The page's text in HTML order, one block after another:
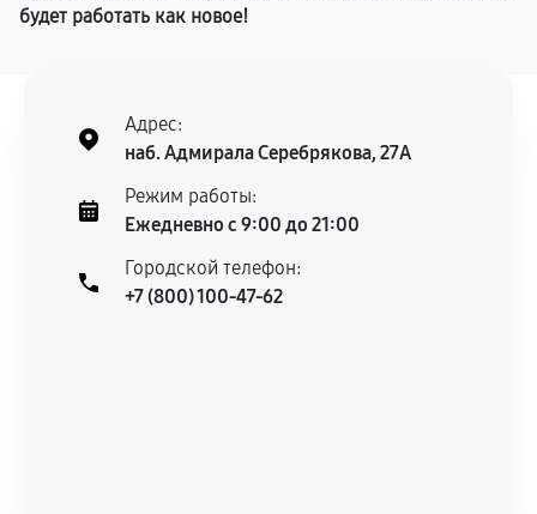
будет работать как новое!
Адрес:
наб. Адмирала Серебрякова, 27А
Режим работы:
Ежедневно с 9:00 до 21:00
Городской телефон:
+7 (800) 100-47-62